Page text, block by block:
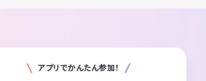
アプリでかんたん参加！